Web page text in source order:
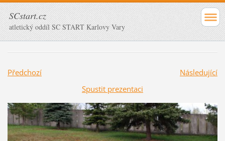
SCstart.cz
atletický oddíl SC START Karlovy Vary
Předchozí
Následující
Spustit prezentaci